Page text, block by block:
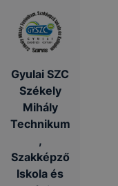
Gyulai SZC
Székely
Mihály
Technikum
,
Szakképző
Iskola és